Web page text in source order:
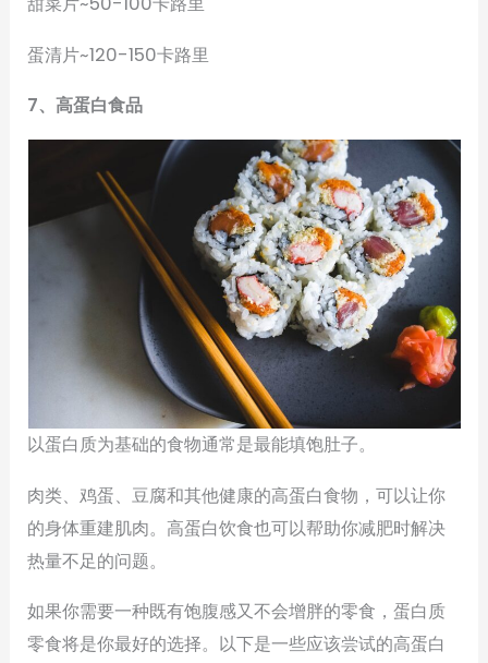
蛋清片~120-150卡路里
7、高蛋白食品
以蛋白质为基础的食物通常是最能填饱肚子。
肉类、鸡蛋、豆腐和其他健康的高蛋白食物，可以让你
的身体重建肌肉。高蛋白饮食也可以帮助你减肥时解决
热量不足的问题。
如果你需要一种既有饱腹感又不会增胖的零食，蛋白质
零食将是你最好的选择。以下是一些应该尝试的高蛋白